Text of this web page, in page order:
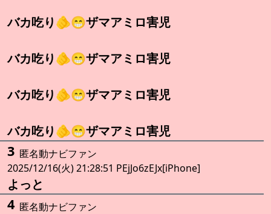
バカ吃り🫵😁ザマアミロ害児
バカ吃り🫵😁ザマアミロ害児
バカ吃り🫵😁ザマアミロ害児
バカ吃り🫵😁ザマアミロ害児
3 匿名動ナビファン
2025/12/16(火) 21:28:51 PEjJo6zEJx[iPhone]
よっと
4 匿名動ナビファン